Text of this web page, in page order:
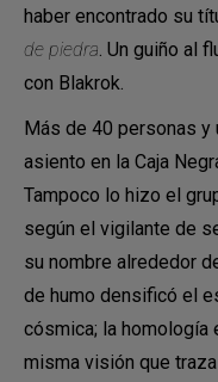
haber encontrado su
de piedra. Un guiño al
con Blakrok.
Más de 40 personas y
asiento en la Caja
Tampoco lo hizo el
según el vigilante de
su nombre alrededor
de humo densificó el
cósmica; la homología
misma visión que